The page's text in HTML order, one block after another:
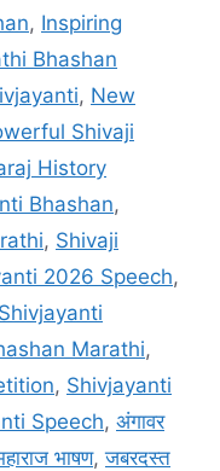
, Inspiring
Bhashan
, New
Shivaji
History
Bhashan,
, Shivaji
2026 Speech,
Shivjayanti
Marathi,
, Shivjayanti
Speech, अंगावर
भाषण,जबरदस्त